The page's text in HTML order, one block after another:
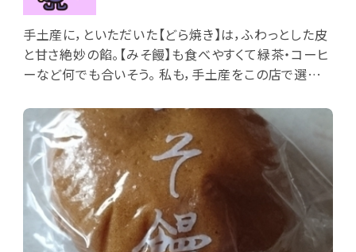
手土産に，といただいた【どら焼き】は，ふわっとした皮
と甘さ絶妙の餡。【みそ饅】も食べやすくて緑茶・コーヒ
ーなど何でも合いそう。 私も，手土産をこの店で選ぼう